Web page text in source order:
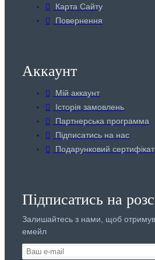
Карта Сайту
Повернення
Аккаунт
Мій аккаунт
Історія замовлень
Партнерська программа
Підписатись на нас
Подарунковий сертифікат
Підписатись на
Залишайтесь з нами, щоб
емейл